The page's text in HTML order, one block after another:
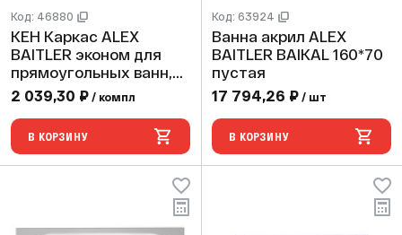
Код: 46880
KEН Каркас ALEX
BAITLER эконом для
прямоугольных ванн,
компл.
2 039,30 ₽ / компл
В КОРЗИНУ
Код: 63924
Ванна акрил ALEX
BAITLER BAIKAL 160*70
пустая
17 794,26 ₽ / шт
В КОРЗИНУ